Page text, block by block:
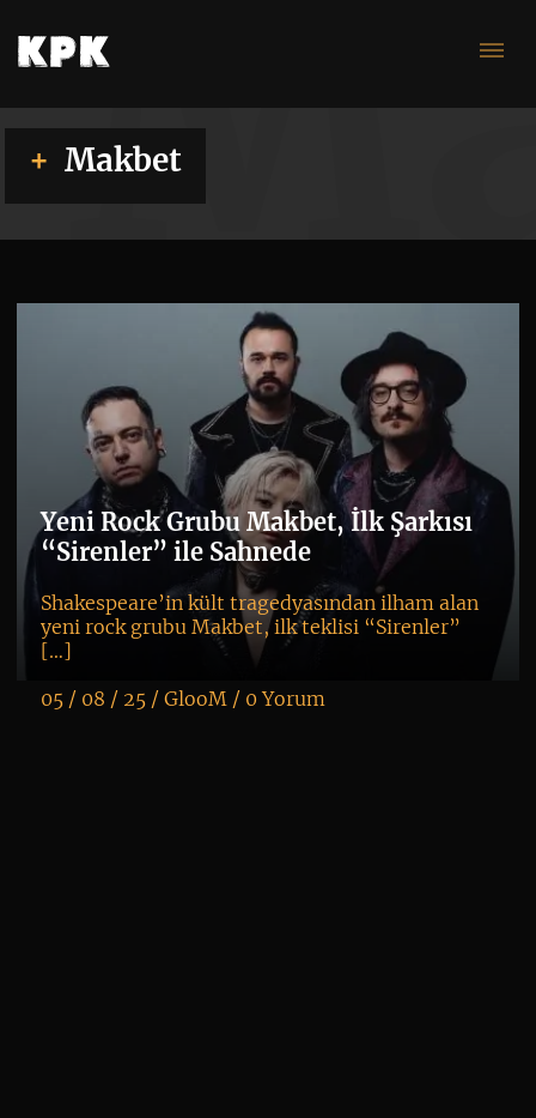
Makbet
Yeni Rock Grubu Makbet, İlk Şarkısı
“Sirenler” ile Sahnede
Shakespeare’in kült tragedyasından ilham alan
yeni rock grubu Makbet, ilk teklisi “Sirenler”
[…]
05 / 08 / 25 / GlooM/ 0 Yorum